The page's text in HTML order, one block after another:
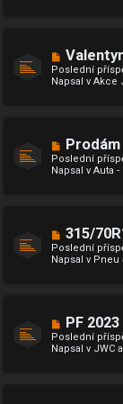
p
ě
v
N
v
ý
ě
v
Poslední
Napsal v Akce
N
o
v
ý
p
ě
v
Prodám
Poslední
Napsal v Auta -
N
o
v
ý
ě
v
315/
Poslední
Napsal v Pneu
N
o
v
ý
PF 2023
Poslední
Napsal v JWC